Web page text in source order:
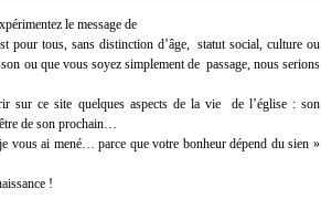
le message de
pour tous, sans distinction d’âge,statut social, culture ou
ou que vous soyez simplement de passage, nous serions
sur ce site quelques aspects de la vie de l’église : son
de son prochain…
vous ai mené… parce quevotre bonheur dépend du sien »
!